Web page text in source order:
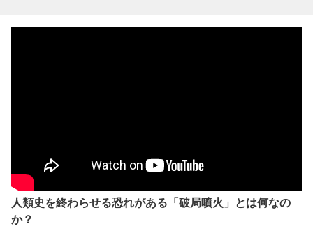
人類史を終わらせる恐れがある「破局噴火」とは何なの
か？